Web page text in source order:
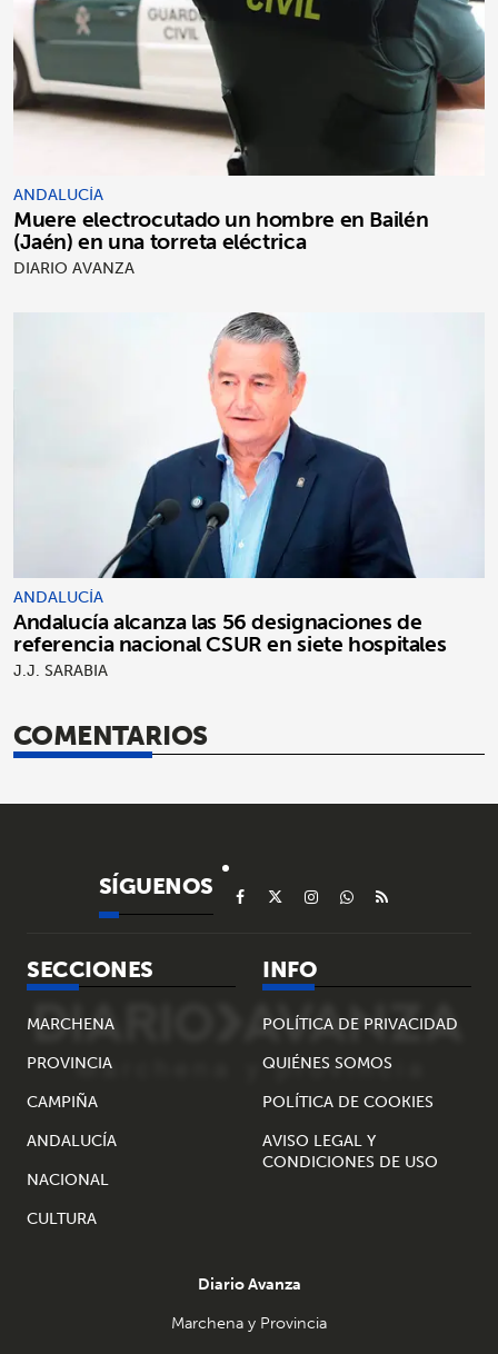
ANDALUCÍA
Muere electrocutado un hombre en Bailén
(Jaén) en una torreta eléctrica
DIARIO AVANZA
ANDALUCÍA
Andalucía alcanza las 56 designaciones de
referencia nacional CSUR en siete hospitales
J.J. SARABIA
COMENTARIOS
SÍGUENOS
SECCIONES
MARCHENA
PROVINCIA
CAMPIÑA
ANDALUCÍA
NACIONAL
CULTURA
INFO
POLÍTICA DE PRIVACIDAD
QUIÉNES SOMOS
POLÍTICA DE COOKIES
AVISO LEGAL Y
CONDICIONES DE USO
Diario Avanza
Marchena y Provincia